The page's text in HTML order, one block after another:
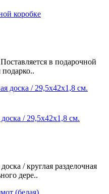
коробке
в подарочной
подарко..
/ 29,5х42х1,8 см.
/ круглая разделочная
дере..